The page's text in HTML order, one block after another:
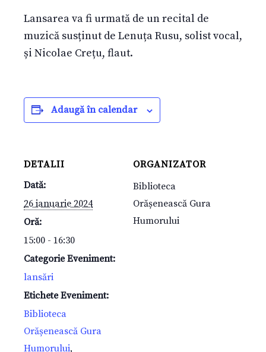
Lansarea va fi urmată de un recital de
muzică susținut de Lenuța Rusu, solist vocal,
și Nicolae Crețu, flaut.
Adaugă în calendar
DETALII
Dată:
26 ianuarie 2024
Oră:
15:00 - 16:30
Categorie Eveniment:
lansări
Etichete Eveniment:
Biblioteca
Orășenească Gura
Humorului,
ORGANIZATOR
Biblioteca
Orășenească Gura
Humorului